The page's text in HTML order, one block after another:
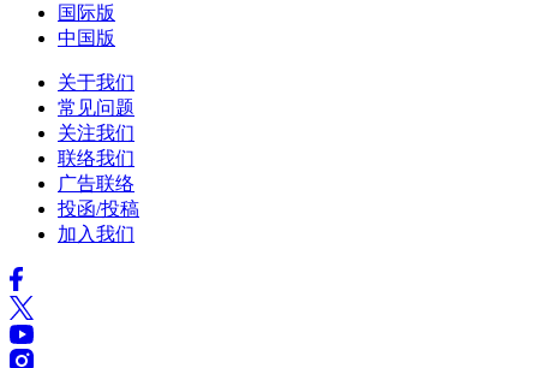
国际版
中国版
关于我们
常见问题
关注我们
联络我们
广告联络
投函/投稿
加入我们